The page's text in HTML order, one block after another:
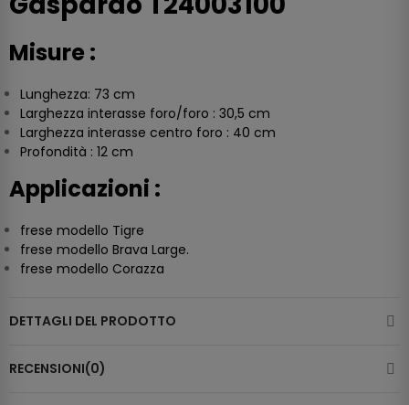
Misure :
Lunghezza: 73 cm
Larghezza interasse foro/foro : 30,5 cm
Larghezza interasse centro foro : 40 cm
Profondità : 12 cm
Applicazioni :
frese modello Tigre
frese modello Brava Large.
frese modello Corazza
DETTAGLI DEL PRODOTTO
RECENSIONI(0)